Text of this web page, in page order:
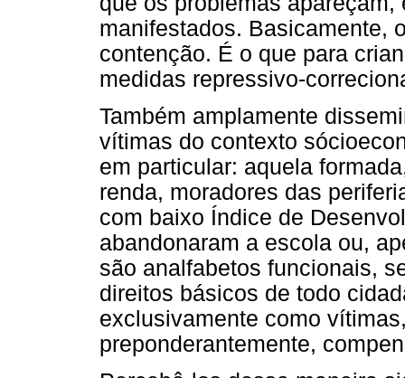
manifestados. Basicamente,
contenção. É o que para
medidas repressivo-
Também amplamente
vítimas do contexto
em particular: aquela
renda, moradores das
com baixo Índice de
abandonaram a escola ou,
são analfabetos funcionais,
direitos básicos de todo
exclusivamente como
preponderantemente,